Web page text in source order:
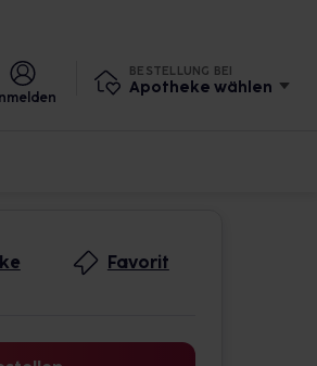
BESTELLUNG BEI
Apotheke wählen
Favorit